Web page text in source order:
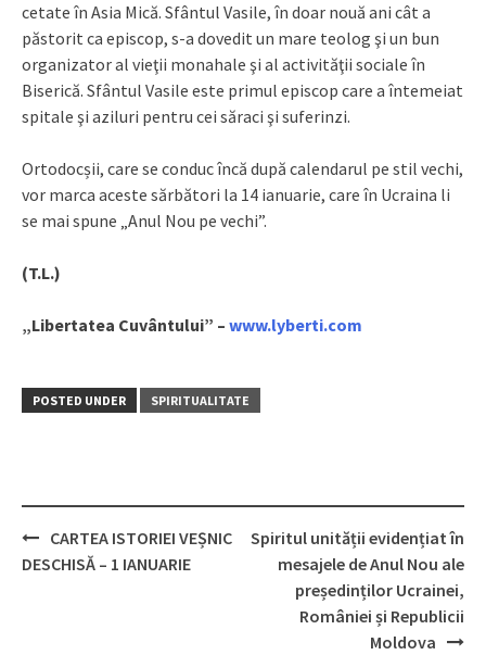
cetate în Asia Mică. Sfântul Vasile, în doar nouă ani cât a
păstorit ca episcop, s-a dovedit un mare teolog şi un bun
organizator al vieţii monahale şi al activităţii sociale în
Biserică. Sfântul Vasile este primul episcop care a întemeiat
spitale şi aziluri pentru cei săraci şi suferinzi.
Ortodocșii, care se conduc încă după calendarul pe stil vechi,
vor marca aceste sărbători la 14 ianuarie, care în Ucraina li
se mai spune „Anul Nou pe vechi”.
(T.L.)
„Libertatea Cuvântului” – www.lyberti.com
POSTED UNDER SPIRITUALITATE
Post
CARTEA ISTORIEI VEȘNIC
DESCHISĂ – 1 IANUARIE
Spiritul unității evidențiat în
mesajele de Anul Nou ale
președinților Ucrainei,
României și Republicii
Moldova